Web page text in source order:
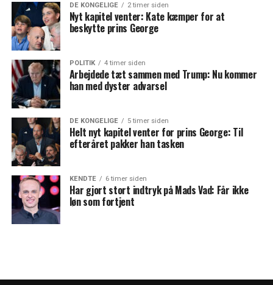
DE KONGELIGE 2 timer siden
Nyt kapitel venter: Kate kæmper for at
beskytte prins George
POLITIK 4 timer siden
Arbejdede tæt sammen med Trump: Nu kommer
han med dyster advarsel
DE KONGELIGE 5 timer siden
Helt nyt kapitel venter for prins George: Til
efteråret pakker han tasken
KENDTE 6 timer siden
Har gjort stort indtryk på Mads Vad: Får ikke
løn som fortjent